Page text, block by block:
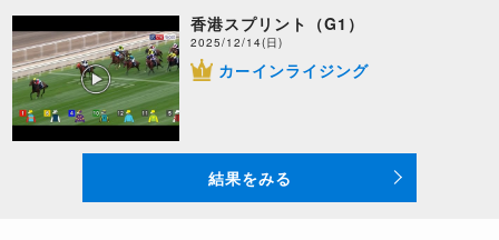
香港スプリント（G1）
2025/12/14(日)
カーインライジング
結果をみる